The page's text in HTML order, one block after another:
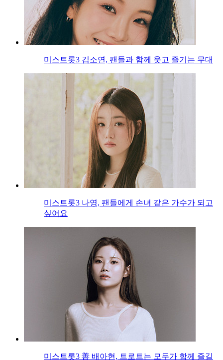
미스트롯3 김소연, 팬들과 함께 웃고 즐기는 무대
미스트롯3 나영, 팬들에게 손녀 같은 가수가 되고
싶어요
미스트롯3 善 배아현, 트로트는 모두가 함께 즐길